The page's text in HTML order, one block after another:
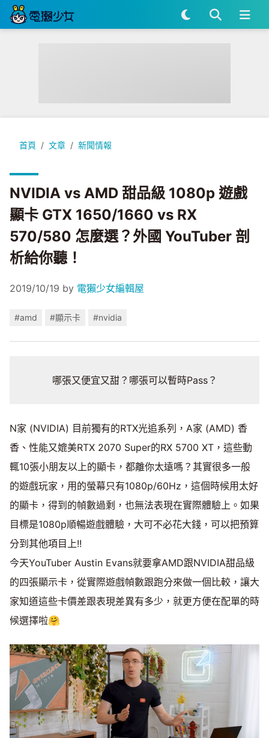
首頁 文章 新聞情報
NVIDIA vs AMD 甜品級 1080p 遊戲顯卡 GTX 1650/1660 vs
NVIDIA vs AMD 甜品級 1080p 遊戲
顯卡 GTX 1650/1660 vs RX
570/580 怎麼選？外國 YouTuber 剖
析給你聽！
2019/10/19 by 電獺少女編輯屋
#amd #顯示卡 #nvidia
哪張又便宜又甜？哪張可以暫時Pass？
N家 (NVIDIA) 目前獨有的RTX光追系列，A家 (AMD) 香
香、性能又媲美RTX 2070 Super的RX 5700 XT，這些動
輒10張小朋友以上的顯卡，都離你太遠嗎？其實很多一般
的遊戲玩家，用的螢幕只有1080p/60Hz，這個時候用太好
的顯卡，得到的幀數過剩，也無法表現在實際體驗上。如果
目標是1080p順暢遊戲體驗，大可不必花大錢，可以把預算
分到其他項目上!!
今天YouTuber Austin Evans就要拿AMD跟NVIDIA甜品級
的四張顯示卡，從實際遊戲幀數跟跑分來做一個比較，讓大
家知道這些卡價差跟表現差異有多少，就更方便在配單的時
候選擇啦🤗